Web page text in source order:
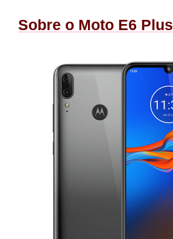
Sobre o Moto E6 Plus